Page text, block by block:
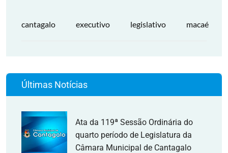
cantagalo executivo legislativo macaé
Últimas Notícias
Ata da 119ª Sessão Ordinária do
quarto período de Legislatura da
Câmara Municipal de Cantagalo